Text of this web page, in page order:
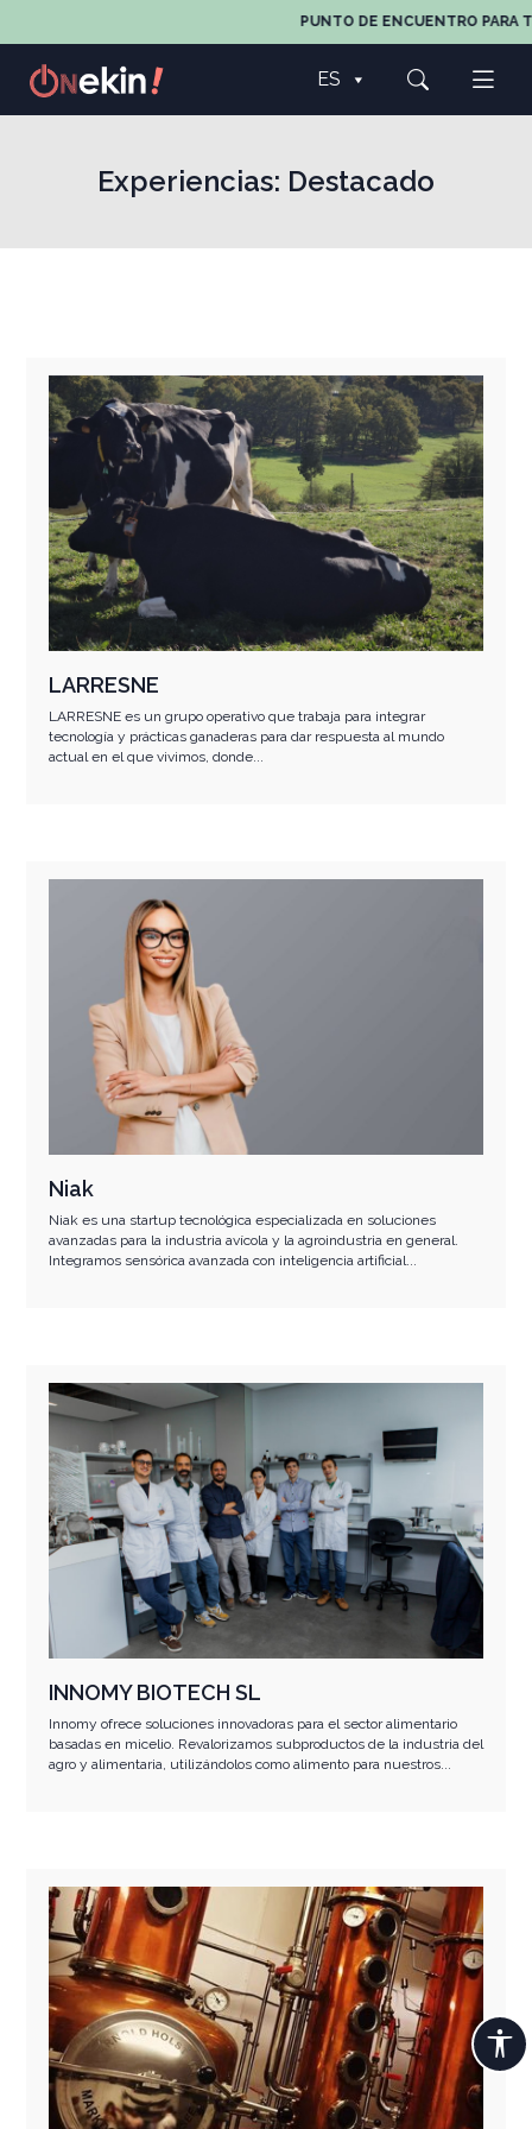
PUNTO DE ENCUENTRO PARA
ES
Experiencias: Destacado
LARRESNE
LARRESNE es un grupo operativo que trabaja para integrar
tecnología y prácticas ganaderas para dar respuesta al mundo
actual en el que vivimos, donde...
Niak
Niak es una startup tecnológica especializada en soluciones
avanzadas para la industria avícola y la agroindustria en general.
Integramos sensórica avanzada con inteligencia artificial...
INNOMY BIOTECH SL
Innomy ofrece soluciones innovadoras para el sector alimentario
basadas en micelio. Revalorizamos subproductos de la industria del
agro y alimentaria, utilizándolos como alimento para nuestros...